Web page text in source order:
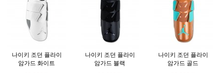
나이키 조던 플라이
암가드 화이트
나이키 조던 플라이
암가드 블랙
나이키 조던 플라이
암가드 골드